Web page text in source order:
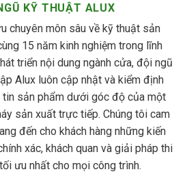
KỸ THUẬT ALUX
chuyên môn sâu về kỹ thuật sản
15 năm kinh nghiệm trong lĩnh
triển nội dung ngành cửa, đội ngũ
Alux luôn cập nhật và kiểm định
tin sản phẩm dưới góc độ của một
sản xuất trực tiếp. Chúng tôi cam
đến cho khách hàng những kiến
xác, khách quan và giải pháp thi
ưu nhất cho mọi công trình.